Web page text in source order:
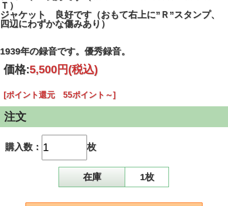
Ｔ）
ジャケット 良好です（おもて右上に”Ｒ”スタンプ、
四辺にわずかな傷みあり）
1939年の録音です。優秀録音。
価格:5,500円 (税込)
[ポイント還元 55ポイント～]
注文
購入数： 枚
在庫 1枚